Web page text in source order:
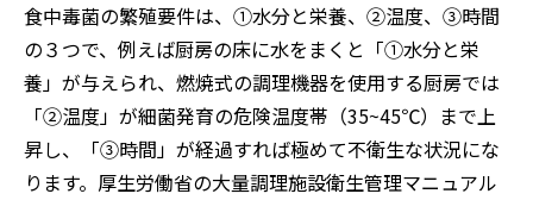
食中毒菌の繁殖要件は、①水分と栄養、②温度、③時間
の３つで、例えば厨房の床に水をまくと「①水分と栄
養」が与えられ、燃焼式の調理機器を使用する厨房では
「②温度」が細菌発育の危険温度帯（35~45℃）まで上
昇し、「③時間」が経過すれば極めて不衛生な状況にな
ります。厚生労働省の大量調理施設衛生管理マニュアル